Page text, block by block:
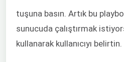
tuşuna basın. Artık bu
sunucuda çalıştırmak
kullanarak kullanıcıyı belirtin.